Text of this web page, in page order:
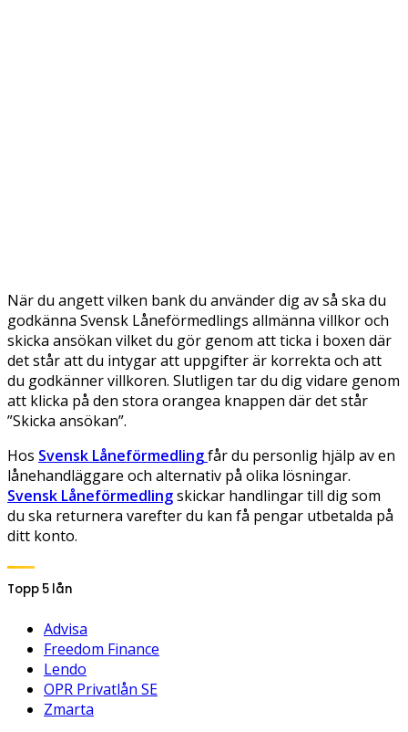
När du angett vilken bank du använder dig av så ska du
godkänna Svensk Låneförmedlings allmänna villkor och
skicka ansökan vilket du gör genom att ticka i boxen där
det står att du intygar att uppgifter är korrekta och att
du godkänner villkoren. Slutligen tar du dig vidare genom
att klicka på den stora orangea knappen där det står
”Skicka ansökan”.
Hos Svensk Låneförmedlingfår du personlig hjälp av en
lånehandläggare och alternativ på olika lösningar.
Svensk Låneförmedlingskickar handlingar till dig som
du ska returnera varefter du kan få pengar utbetalda på
ditt konto.
Topp 5 lån
Advisa
Freedom Finance
Lendo
OPR Privatlån SE
Zmarta